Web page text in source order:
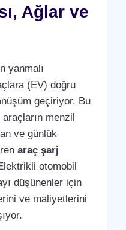
Ağlar ve
yanmalı
(EV) doğru
geçiriyor. Bu
menzil
ve günlük
araç şarj
otomobil
düşünenler için
ve maliyetlerini